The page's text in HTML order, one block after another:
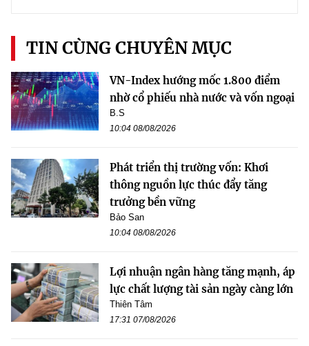
TIN CÙNG CHUYÊN MỤC
VN-Index hướng mốc 1.800 điểm
nhờ cổ phiếu nhà nước và vốn ngoại
B.S
10:04 08/08/2026
Phát triển thị trường vốn: Khơi
thông nguồn lực thúc đẩy tăng
trưởng bền vững
Bảo San
10:04 08/08/2026
Lợi nhuận ngân hàng tăng mạnh, áp
lực chất lượng tài sản ngày càng lớn
Thiên Tâm
17:31 07/08/2026